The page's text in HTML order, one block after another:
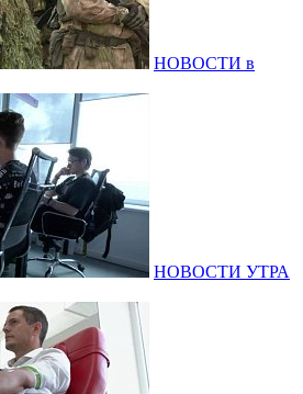
НОВОСТИ в
НОВОСТИ УТРА